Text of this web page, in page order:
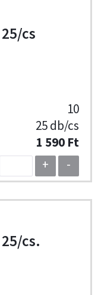
cs
10
25 db/cs
1 590 Ft
+
-
cs.